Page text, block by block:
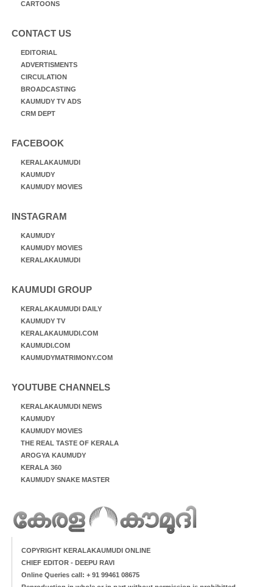
CARTOONS
CONTACT US
EDITORIAL
ADVERTISMENTS
CIRCULATION
BROADCASTING
KAUMUDY TV ADS
CRM DEPT
FACEBOOK
KERALAKAUMUDI
KAUMUDY
KAUMUDY MOVIES
INSTAGRAM
KAUMUDY
KAUMUDY MOVIES
KERALAKAUMUDI
KAUMUDI GROUP
KERALAKAUMUDI DAILY
KAUMUDY TV
KERALAKAUMUDI.COM
KAUMUDI.COM
KAUMUDYMATRIMONY.COM
YOUTUBE CHANNELS
KERALAKAUMUDI NEWS
KAUMUDY
KAUMUDY MOVIES
THE REAL TASTE OF KERALA
AROGYA KAUMUDY
KERALA 360
KAUMUDY SNAKE MASTER
COPYRIGHT KERALAKAUMUDI ONLINE
CHIEF EDITOR - DEEPU RAVI
Online Queries call: + 91 99461 08675